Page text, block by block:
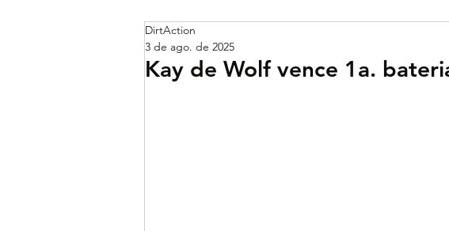
Kay de Wolf vence 1a.
DirtAction
3 de ago. de 2025